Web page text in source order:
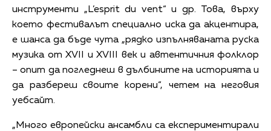
инструменти „L’esprit du vent“ и др. Това, върху
което фестивалът специално иска да акцентира,
е шанса да бъде чута „рядко изпълняваната руска
музика от XVII и XVIII век и автентичния фолклор
– опит да погледнеш в дълбините на историята и
да разбереш своите корени“, четем на неговия
уебсайт.
„Много европейски ансамбли са експериментирали